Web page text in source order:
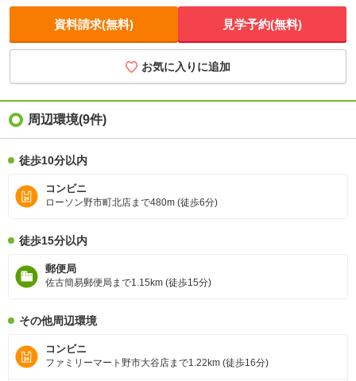
資料請求(無料) 見学予約(無料)
お気に入りに追加
周辺環境(9件)
徒歩10分以内
コンビニ
ローソン野市町北店まで480m (徒歩6分)
徒歩15分以内
郵便局
佐古簡易郵便局まで1.15km (徒歩15分)
その他周辺環境
コンビニ
ファミリーマート野市大谷店まで1.22km (徒歩16分)